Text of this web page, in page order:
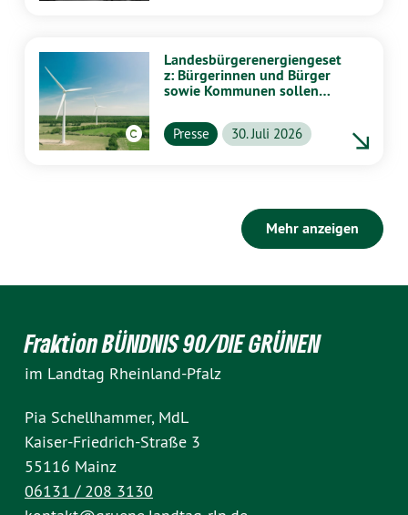
Landesbürgerenergiengeset
z: Bürgerinnen und Bürger
sowie Kommunen sollen
profitieren
Presse 30. Juli 2026
Mehr anzeigen
Fraktion BÜNDNIS 90/DIE GRÜNEN
im Landtag Rheinland-Pfalz
Pia Schellhammer, MdL
Kaiser-Friedrich-Straße 3
55116 Mainz
06131 / 208 3130